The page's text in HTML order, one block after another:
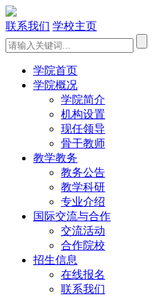
联系我们 学校主页
学院首页
学院概况
学院简介
机构设置
现任领导
骨干教师
教学教务
教务公告
教学科研
专业介绍
国际交流与合作
交流活动
合作院校
招生信息
在线报名
联系我们